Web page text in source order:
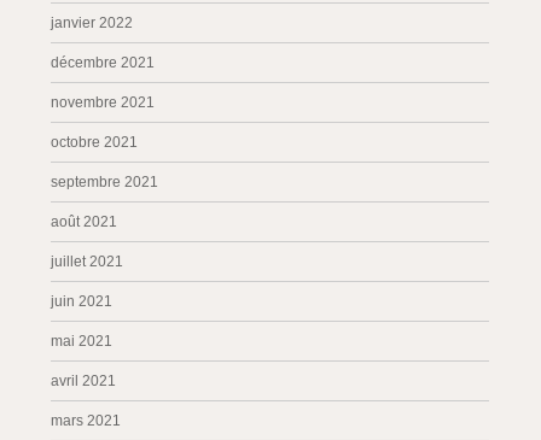
janvier 2022
décembre 2021
novembre 2021
octobre 2021
septembre 2021
août 2021
juillet 2021
juin 2021
mai 2021
avril 2021
mars 2021